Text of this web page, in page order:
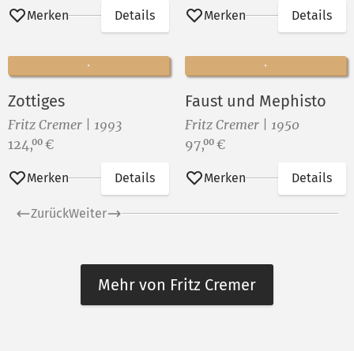
Merken Details Merken Details
Zottiges
Fritz Cremer | 1993
Preis:
124,00 €
Merken Details
Faust und Mephisto
Fritz Cremer | 1950
Preis:
97,00 €
Merken Details
ZurückWeiter
Mehr von Fritz Cremer